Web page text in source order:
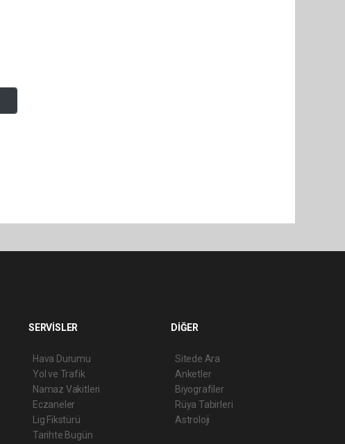
SERVİSLER
Hava Durumu
Yol ve Trafik
Namaz Vakitleri
Eczaneler
Lig Fikstürü
Tarihte Bugün
DİĞER
Sitede Ara
Anketler
Biyografiler
Rüya Tabirleri
Astroloji